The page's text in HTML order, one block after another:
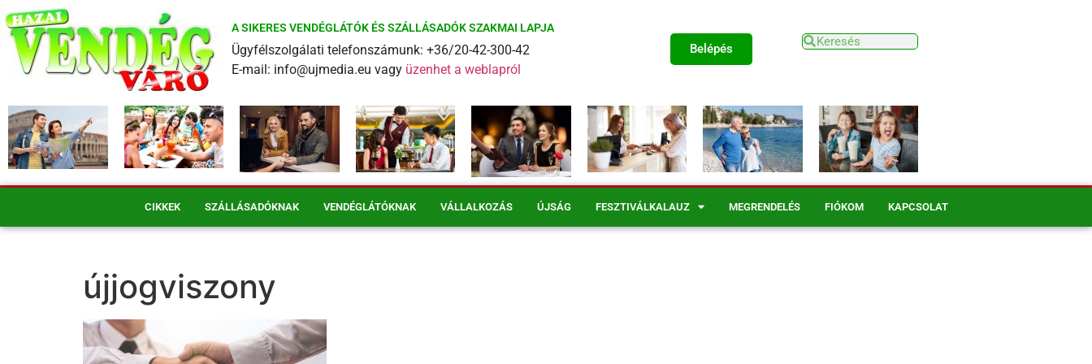
A SIKERES VENDÉGLÁTÓK ÉS SZÁLLÁSADÓK SZAKMAI LAPJA
Ügyfélszolgálati telefonszámunk: +36/20-42-300-42
E-mail: info@ujmedia.eu vagy üzenhet a weblapról
Belépés
CIKKEK SZÁLLÁSADÓKNAK VENDÉGLÁTÓKNAK VÁLLALKOZÁS ÚJSÁG FESZTIVÁLKALAUZ MEGRENDELÉS FIÓKOM KAPCSOLAT
újjogviszony